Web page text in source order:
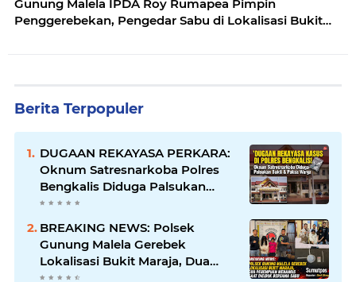
Gunung Malela IPDA Roy Rumapea Pimpin
Penggerebekan, Pengedar Sabu di Lokalisasi Bukit
Berita Terpopuler
DUGAAN REKAYASA PERKARA:
Oknum Satresnarkoba Polres
Bengkalis Diduga Palsukan
Barang Bukti Hingga Paksa
BREAKING NEWS: Polsek
Gunung Malela Gerebek
Lokalisasi Bukit Maraja, Dua
Perempuan Menangis Saat